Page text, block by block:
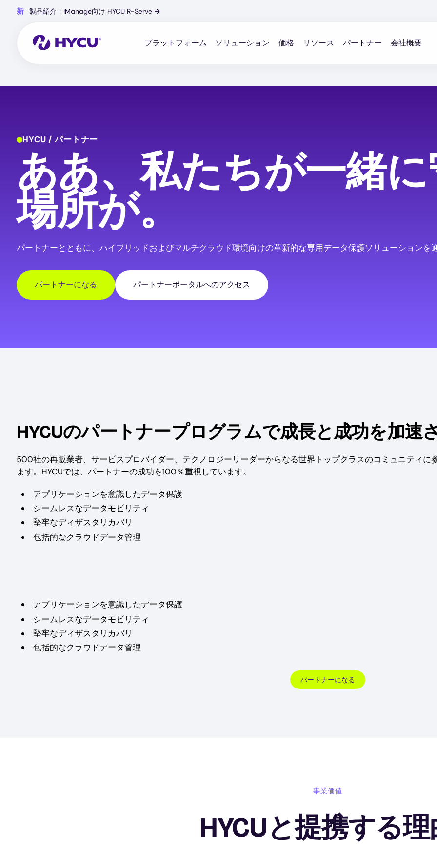
新 製品紹介：iManage向け HYCU R-Serve →
プラットフォーム ソリューション 価格 リソース パートナー 会社概要
HYCU / パートナー
ああ、私たちが一緒
場所が。
パートナーとともに、ハイブリッドおよびマルチクラウド環境向けの革新的な専用データ保護ソリューション
パートナーになる パートナーポータルへのアクセス
HYCUのパートナープログラムで成長と成功を加速
500社の再販業者、サービスプロバイダー、テクノロジーリーダーからなる世界トップクラスのコミュニティ
ます。HYCUでは、パートナーの成功を100％重視しています。
アプリケーションを意識したデータ保護
シームレスなデータモビリティ
堅牢なディザスタリカバリ
包括的なクラウドデータ管理
アプリケーションを意識したデータ保護
シームレスなデータモビリティ
堅牢なディザスタリカバリ
包括的なクラウドデータ管理
パートナーになる
事業価値
HYCUと提携する理